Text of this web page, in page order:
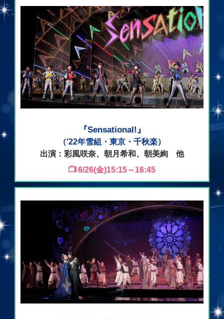
『Sensational!』
（'22年雪組・東京・千秋楽）
出演：彩風咲奈、朝月希和、朝美絢 他
6/26(金)15:15～16:45